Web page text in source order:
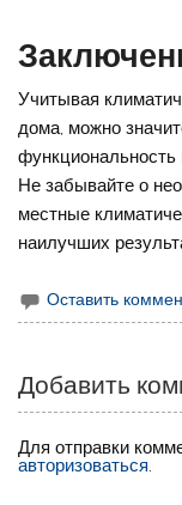
Учитывая
дома, можно
функциональность
Не забывайте о
местные
наилучших
Оставить
Добавить
Для отправки
авторизоваться.